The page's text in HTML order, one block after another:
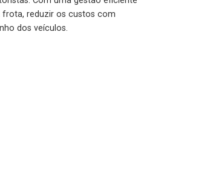
reduzir os custos com
dos veículos.